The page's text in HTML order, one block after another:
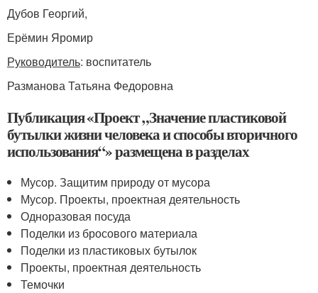
Дубов Георгий,
Ерёмин Яромир
Руководитель: воспитатель
Разманова Татьяна Федоровна
Публикация «Проект „Значение пластиковой
бутылки жизни человека и способы вторичного
использования“» размещена в разделах
Мусор. Защитим природу от мусора
Мусор. Проекты, проектная деятельность
Одноразовая посуда
Поделки из бросового материала
Поделки из пластиковых бутылок
Проекты, проектная деятельность
Темочки